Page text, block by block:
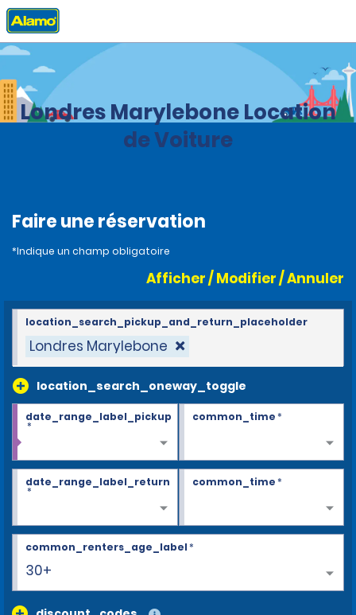
Accueil Agences
Londres Marylebone Location
de Voiture
Faire une réservation
*Indique un champ obligatoire
Afficher / Modifier / Annuler
Londres Marylebone
location_search_oneway_toggle
location_search_pickup_and_return_placeholder
date_range_label_pickup
*
common_time*
date_range_label_return
*
common_time*
30+
common_renters_age_label*